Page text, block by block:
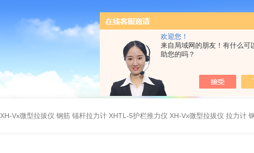
欢迎您！
来自局域网的朋友！有什么可
助您的吗？
XH-Vx微型拉拔仪 钢筋 锚杆拉力计 XHTL-5护栏推力仪 XH-Vx微型拉拔仪 拉力计